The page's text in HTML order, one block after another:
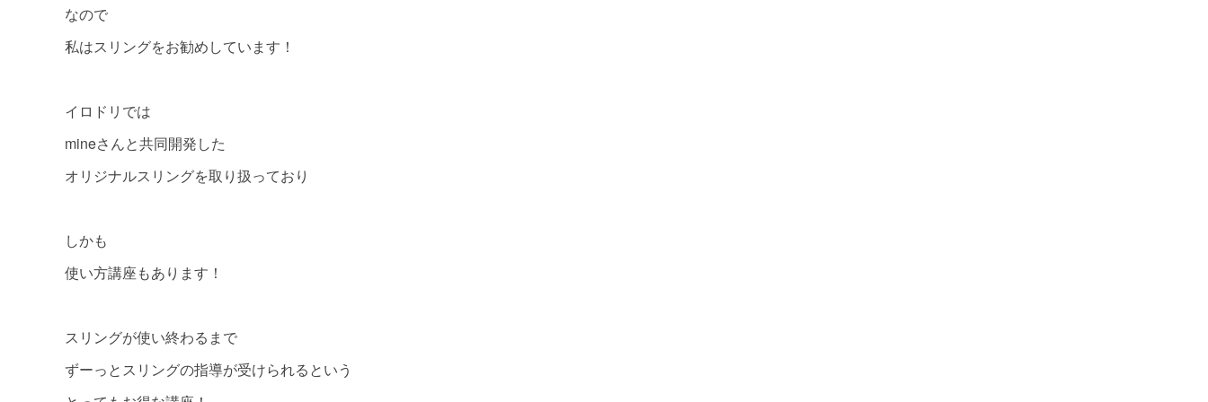
なので
私はスリングをお勧めしています！
イロドリでは
mineさんと共同開発した
オリジナルスリングを取り扱っており
しかも
使い方講座もあります！
スリングが使い終わるまで
ずーっとスリングの指導が受けられるという